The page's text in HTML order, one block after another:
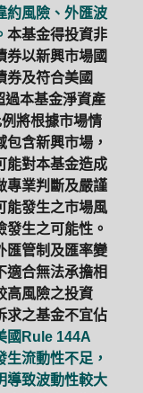
約風險、外匯波
本基金得投資非
券以新興市場國
券及符合美國
過本基金淨資產
將根據市場情
含新興市場，
能對本基金造成
專業判斷及嚴謹
能發生之市場風
發生之可能性。
匯管制及匯率變
適合無法承擔相
高風險之投資
求之基金不宜佔
國Rule 144A
流動性不足，
導致波動性較大